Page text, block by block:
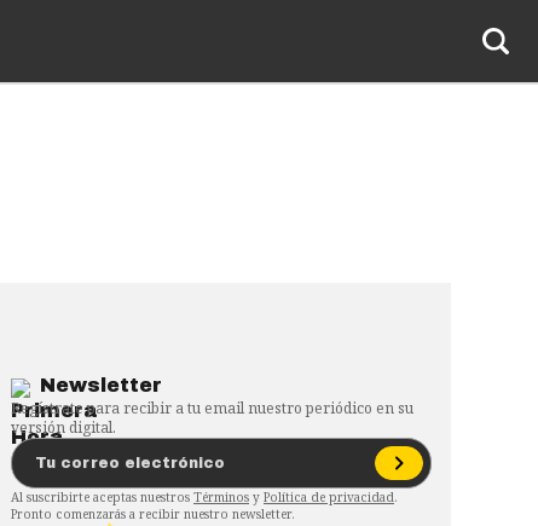
Newsletter
Regístrate para recibir a tu email nuestro periódico en su
versión digital.
Al suscribirte aceptas nuestros Términos y Política de privacidad.
Pronto comenzarás a recibir nuestro newsletter.